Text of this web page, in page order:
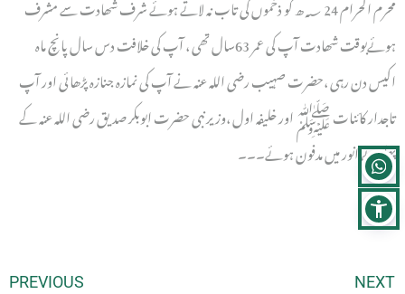
ہوئےبوقت شھادت آپ کی عمر 63سال تھی ، آپ کی خلافت دس سال پانچ ماہ
اکیس دن رہی ،حضرت صہیب رضی اللہ عنہ نے آپ کی نمازہ جنازہ پڑھائی اور آپ
تاجدار کائنات ﷺ اور خلیفہ اول ،وزیر نبی حضرت ابوبکر صدیق رضی اللہ عنہ کے
پہلوئے انور میں مدفون ہوئے۔۔۔
PREVIOUS NEXT